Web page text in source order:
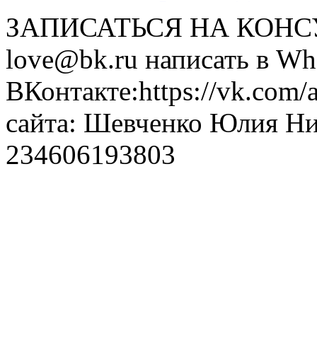
ЗАПИСАТЬСЯ НА
love@bk.ru написать в
ВКонтакте:https://
сайта: Шевченко Юлия
234606193803